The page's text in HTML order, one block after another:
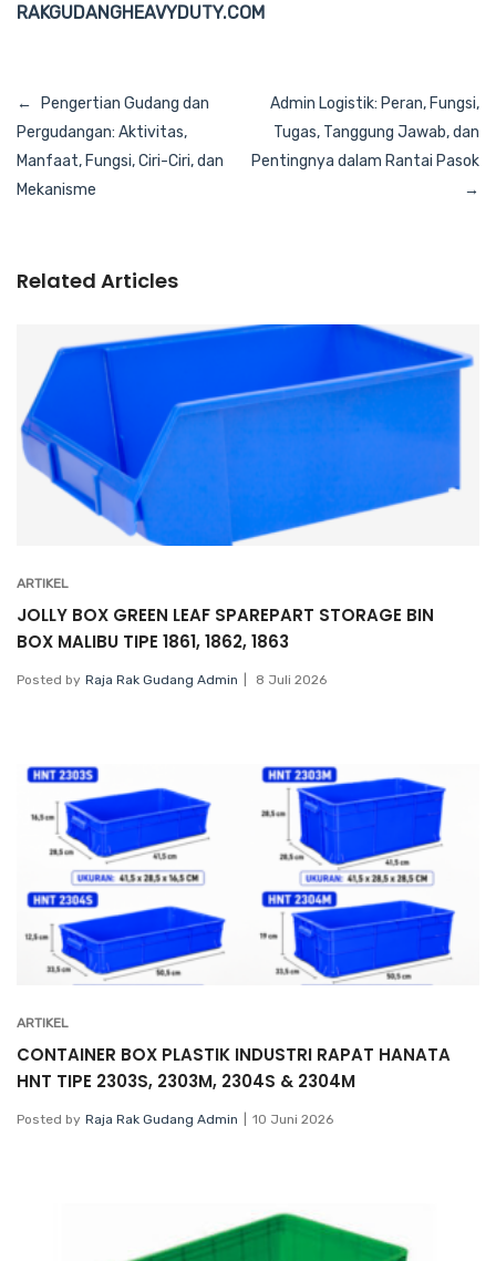
RAKGUDANGHEAVYDUTY.COM
Navigasi
pos
Pengertian Gudang dan
Pergudangan: Aktivitas,
Manfaat, Fungsi, Ciri-Ciri, dan
Mekanisme
Admin Logistik: Peran, Fungsi,
Tugas, Tanggung Jawab, dan
Pentingnya dalam Rantai Pasok
Related Articles
ARTIKEL
JOLLY BOX GREEN LEAF SPAREPART STORAGE BIN
BOX MALIBU TIPE 1861, 1862, 1863
Posted by Raja Rak Gudang Admin 8 Juli 2026
ARTIKEL
CONTAINER BOX PLASTIK INDUSTRI RAPAT HANATA
HNT TIPE 2303S, 2303M, 2304S & 2304M
Posted by Raja Rak Gudang Admin 10 Juni 2026